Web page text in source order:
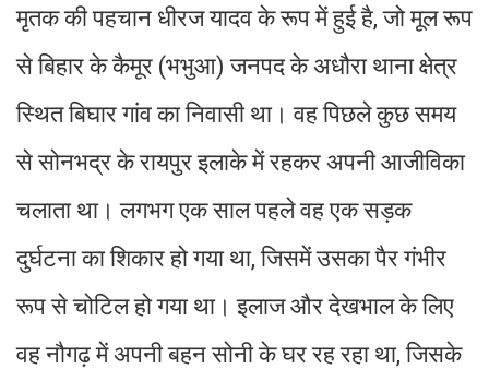
मृतक की पहचान धीरज यादव के रूप में हुई है, जो मूल रूप
से बिहार के कैमूर (भभुआ) जनपद के अधौरा थाना क्षेत्र
स्थित बिघार गांव का निवासी था। वह पिछले कुछ समय
से सोनभद्र के रायपुर इलाके में रहकर अपनी आजीविका
चलाता था। लगभग एक साल पहले वह एक सड़क
दुर्घटना का शिकार हो गया था, जिसमें उसका पैर गंभीर
रूप से चोटिल हो गया था। इलाज और देखभाल के लिए
वह नौगढ़ में अपनी बहन सोनी के घर रह रहा था, जिसके